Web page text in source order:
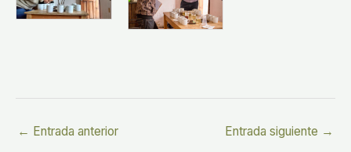
← Entrada anterior Entrada siguiente →